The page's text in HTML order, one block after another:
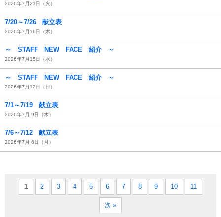
2026年7月21日（火）
7/20～7/26 献立表
2026年7月16日（木）
～ STAFF NEW FACE 紹介 ～
2026年7月15日（水）
～ STAFF NEW FACE 紹介 ～
2026年7月12日（日）
7/1～7/19 献立表
2026年7月 9日（木）
7/6～7/12 献立表
2026年7月 6日（月）
1 2 3 4 5 6 7 8 9 10 11
次 »